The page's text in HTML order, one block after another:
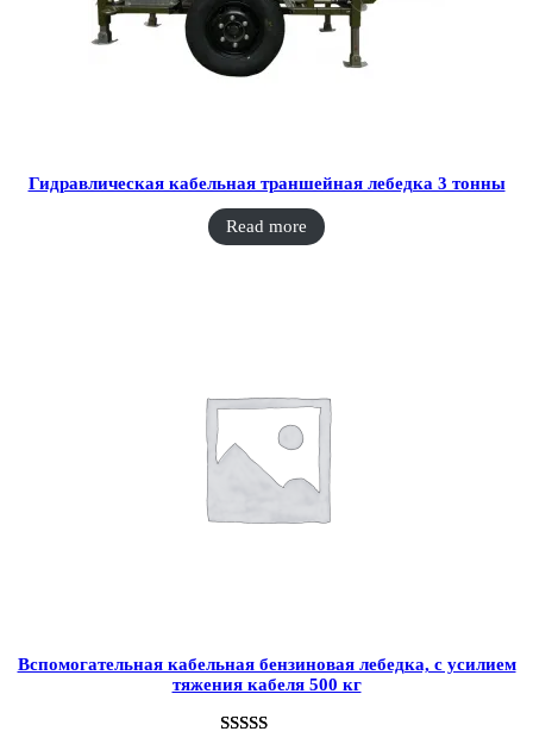
Гидравлическая кабельная траншейная лебедка 3 тонны
Read more
Вспомогательная кабельная бензиновая лебедка, с усилием
тяжения кабеля 500 кг